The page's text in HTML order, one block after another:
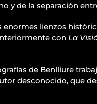
y de la separación
lienzos
con La
de Benlliure
desconocido, que